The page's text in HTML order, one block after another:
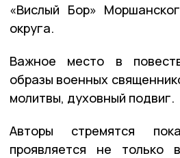
«Вислый Бор»
округа.
Важное место в
образы военных
молитвы, духовный подвиг.
Авторы стремятся
проявляется не